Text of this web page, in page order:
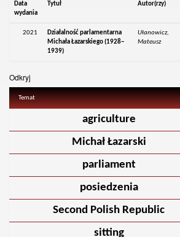
Data
wydania
Tytuł Autor(rzy)
2021
Działalność parlamentarna
Michała Łazarskiego (1928–
1939)
Ułanowicz,
Mateusz
Odkryj
Temat
agriculture
Michał Łazarski
parliament
posiedzenia
Second Polish Republic
sitting